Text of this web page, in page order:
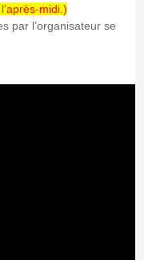
midi.)
par l’organisateur se